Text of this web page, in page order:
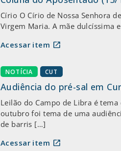
Círio O Círio de Nossa Senhora
Virgem Maria. A mãe dulcíssima
Acessar item open_in_new
NOTÍCIA CUT
Audiência do pré-sal em
Leilão do Campo de Libra é
outubro foi tema de uma
de barris […]
Acessar item open_in_new